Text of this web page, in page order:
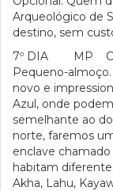
Arqueológico de
destino, sem
7º DIA MP
Pequeno-
novo e
Azul, onde
semelhante ao
norte, faremos
enclave
habitam
Akha, Lahu,